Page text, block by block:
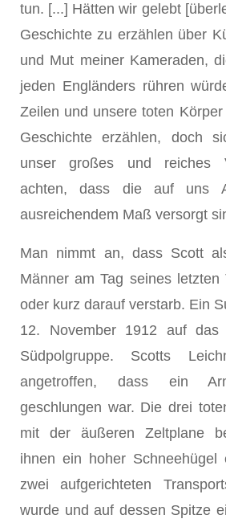
tun. [...] Hätten wir gelebt
Geschichte zu erzählen über
und Mut meiner Kameraden,
jeden Engländers rühren
Zeilen und unsere toten
Geschichte erzählen, doch
unser großes und reiches
achten, dass die auf uns
ausreichendem Maß versorgt
Man nimmt an, dass Scott
Männer am Tag seines letzten
oder kurz darauf verstarb. Ein
12. November 1912 auf
Südpolgruppe. Scotts
angetroffen, dass ein
geschlungen war. Die drei
mit der äußeren Zeltplane
ihnen ein hoher Schneehügel
zwei aufgerichteten
wurde und auf dessen Spitze